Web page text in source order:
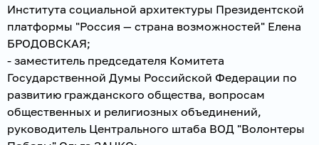
Института социальной архитектуры Президентской
платформы "Россия — страна возможностей" Елена
БРОДОВСКАЯ;
- заместитель председателя Комитета
Государственной Думы Российской Федерации по
развитию гражданского общества, вопросам
общественных и религиозных объединений,
руководитель Центрального штаба ВОД "Волонтеры